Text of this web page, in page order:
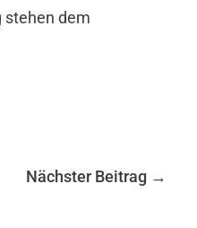
stehen dem
Nächster Beitrag →